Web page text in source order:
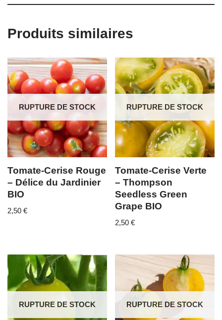
Produits similaires
RUPTURE DE STOCK
Tomate-Cerise Rouge
– Délice du Jardinier
BIO
2,50 €
RUPTURE DE STOCK
Tomate-Cerise Verte
– Thompson
Seedless Green
Grape BIO
2,50€
RUPTURE DE STOCK RUPTURE DE STOCK